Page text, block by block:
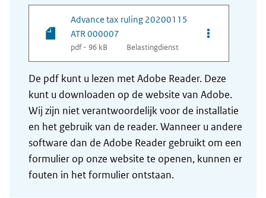
Advance tax ruling 20200115
ATR 000007
pdf - 96 kB Belastingdienst
Opties van
De pdf kunt u lezen met Adobe Reader. Deze
kunt u downloaden op de website van Adobe.
Wij zijn niet verantwoordelijk voor de installatie
en het gebruik van de reader. Wanneer u andere
software dan de Adobe Reader gebruikt om een
formulier op onze website te openen, kunnen er
fouten in het formulier ontstaan.